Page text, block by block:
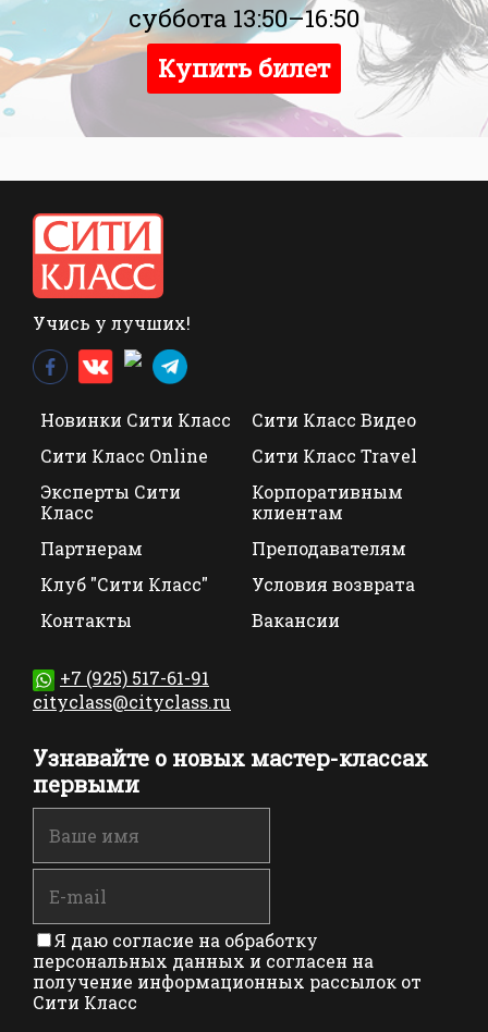
суббота 13:50–16:50
Купить билет
Учись у лучших!
Новинки Сити Класс
Сити Класс Видео
Сити Класс Online
Сити Класс Travel
Эксперты Сити
Класс
Корпоративным
клиентам
Партнерам
Преподавателям
Клуб "Сити Класс"
Условия возврата
Контакты
Вакансии
+7 (925) 517-61-91
cityclass@cityclass.ru
Узнавайте о новых мастер-классах
первыми
Я даю согласие на обработку
персональных данных и согласен на
получение информационных рассылок от
Сити Класс